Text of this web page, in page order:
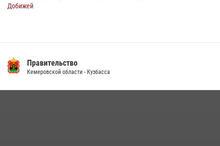
Добижей
14 июля 2026, 08:52 1
Правительство
Кемеровской области - Кузбасса